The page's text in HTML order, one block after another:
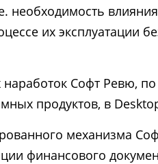
необходимость
их эксплуатации
Софт Ревю,
продуктов, в
механизма
финансового